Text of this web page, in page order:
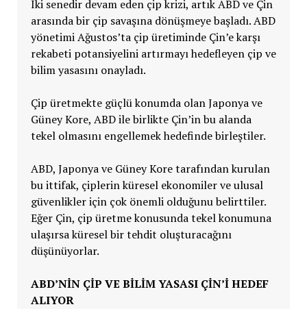
İki senedir devam eden çip krizi, artık ABD ve Çin
arasında bir çip savaşına dönüşmeye başladı. ABD
yönetimi Ağustos’ta çip üretiminde Çin’e karşı
rekabeti potansiyelini artırmayı hedefleyen çip ve
bilim yasasını onayladı.
Çip üretmekte güçlü konumda olan Japonya ve
Güney Kore, ABD ile birlikte Çin’in bu alanda
tekel olmasını engellemek hedefinde birleştiler.
ABD, Japonya ve Güney Kore tarafından kurulan
bu ittifak, çiplerin küresel ekonomiler ve ulusal
güvenlikler için çok önemli olduğunu belirttiler.
Eğer Çin, çip üretme konusunda tekel konumuna
ulaşırsa küresel bir tehdit oluşturacağını
düşünüyorlar.
ABD’NİN ÇİP VE BİLİM YASASI ÇİN’İ HEDEF
ALIYOR